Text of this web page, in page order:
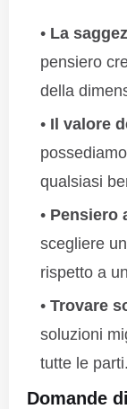
La
pensiero
della
Il valore
qualsiasi
Pensiero
scegliere
rispetto a
Trovare
soluzioni
tutte le parti.
Domande